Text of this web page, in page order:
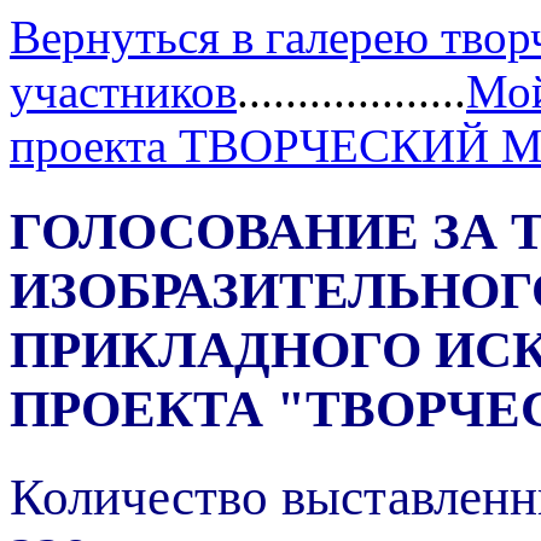
Вернуться в галерею
участников...................
проекта ТВОРЧЕСКИЙ
ГОЛОСОВАНИЕ ЗА
ПРИКЛАДНОГО
ПРОЕКТА
Количество